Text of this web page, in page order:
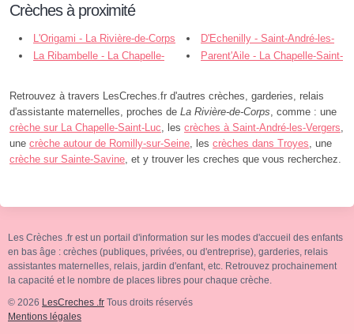
Crèches à proximité
L'Origami - La Rivière-de-Corps
D'Echenilly - Saint-André-les-
Vergers
La Ribambelle - La Chapelle-
Parent'Aile - La Chapelle-Saint-
Retrouvez à travers LesCreches.fr d'autres crèches, garderies, relais
d'assistante maternelles, proches de La Rivière-de-Corps, comme : une
crèche sur La Chapelle-Saint-Luc, les crèches à Saint-André-les-Vergers,
une crèche autour de Romilly-sur-Seine, les crèches dans Troyes, une
crèche sur Sainte-Savine, et y trouver les creches que vous recherchez.
Les Crèches .fr est un portail d'information sur les modes d'accueil des enfants
en bas âge : crèches (publiques, privées, ou d'entreprise), garderies, relais
assistantes maternelles, relais, jardin d'enfant, etc. Retrouvez prochainement
la capacité et le nombre de places libres pour chaque crèche.
© 2026 LesCreches .fr Tous droits réservés
Mentions légales